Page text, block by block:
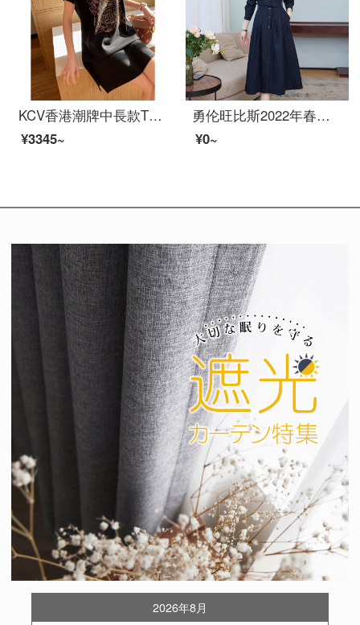
KCV香港潮牌中長款Tシャツースカート2021夏新商品半袖丸首修身用ドリルワンピス女性のスリムなファッションが流行しています。
¥3345~
勇伦旺比斯2022年春秋新着商品上品気质ママ减齢カジュアル长袖シャツスカート女装中长款女史スカルト紺色L(提案105斤-115斤)
¥0~
2026年8月